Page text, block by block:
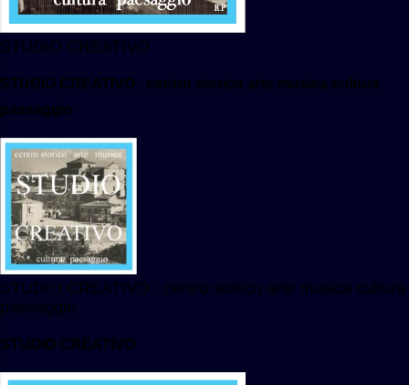
STUDIO CREATIVO
STUDIO CREATIVO : centro storico arte musica cultura
paesaggio
STUDIO CREATIVO : centro storico arte musica cultura
paesaggio
STUDIO CREATIVO